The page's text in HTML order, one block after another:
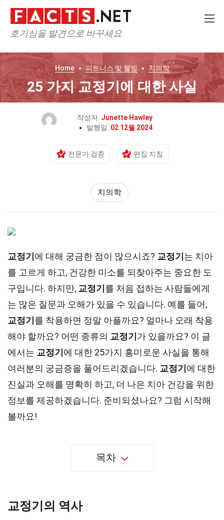
호기심을 발견으로 바꾸세요
Home 피트니스 및 웰빙 치의학
25 가지 교정기에 대한 사실
작성자: Junette Hawley
발행일: 02 12월 2024
전문가 검증 편집 지침
치의학
교정기 에 대해 궁금한 점이 많으시죠? 교정기 는 치아
를 고르게 하고, 건강한 미소를 되찾아주는 중요한 도
구입니다. 하지만, 교정기 를 처음 접하는 사람들에게
는 많은 질문과 오해가 있을 수 있습니다. 예를 들어,
교정기 를 착용하면 정말 아플까요? 얼마나 오래 착용
해야 할까요? 어떤 종류의 교정기 가 있을까요? 이 글
에서는 교정기 에 대한 25가지 흥미로운 사실을 통해
여러분의 궁금증을 풀어드리겠습니다. 교정기 에 대한
진실과 오해를 명확히 하고, 더 나은 치아 건강을 위한
정보를 제공하겠습니다. 준비되셨나요? 그럼 시작해
볼까요!
목차
교정기의 역사